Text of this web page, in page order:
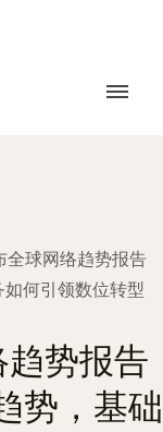
全球网络趋势报告
何引领数位转型
势报告
势，基础